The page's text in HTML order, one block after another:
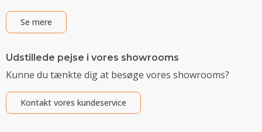
Se mere
Udstillede pejse i vores showrooms
Kunne du tænkte dig at besøge vores showrooms?
Kontakt vores kundeservice